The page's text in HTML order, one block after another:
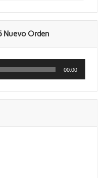
Nuevo Orden
00:00